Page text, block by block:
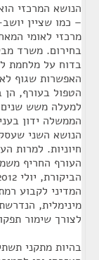
הנושא המרכזי
– כמו שציין
מרכזי לאומי
בחירום. משרד
בדוח על מלחמת
האפשרות שגוף
הטפול בעורף, הן
למעלה משש שנים
הממשלה ידון
הנושא השני
חיוניות. למרות
העורף החריף
המדיני לקבוע
מינימלית,
לצורך שימור
בהיות מתקני